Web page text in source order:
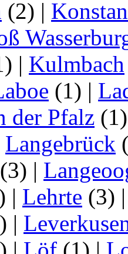
(2) |
| Kulmbach
(1) |
der Pfalz
Langebrück
(3) |
| Lehrte (3)
|